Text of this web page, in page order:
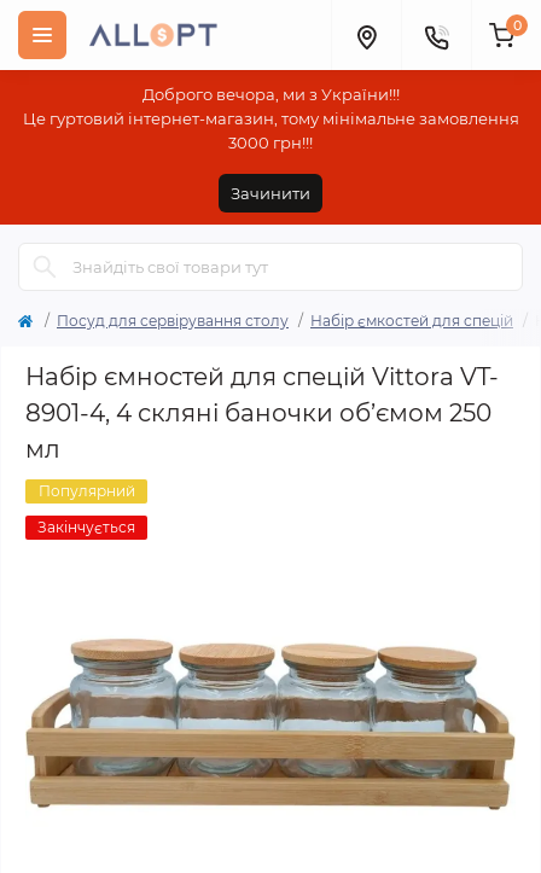
Доброго вечора, ми з України!!!
Це гуртовий інтернет-магазин, тому мінімальне замовлення
3000 грн!!!
Зачинити
0
Посуд для сервірування столу Набір ємкостей для спецій
Набір ємностей для спецій Vittora VT-
8901-4, 4 скляні баночки об’ємом 250
мл
Популярний
Закінчується